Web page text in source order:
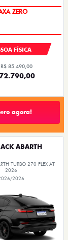
FÍSICA
85.490,00
agora!
ABARTH
TURBO 270 FLEX AT
2026
2026